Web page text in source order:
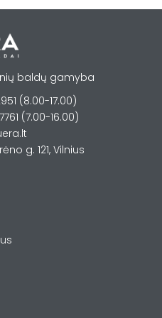
baldų gamyba
(8.00-17.00)
(7.00-16.00)
g. 121, Vilnius